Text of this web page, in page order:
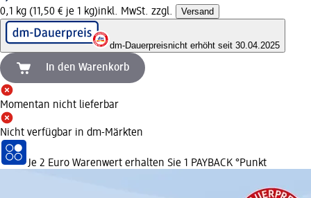
0,1 kg (11,50 € je 1 kg)inkl. MwSt. zzgl. Versand
dm-Dauerpreisnicht erhöht seit 30.04.2025
In den Warenkorb
Momentan nicht lieferbar
Nicht verfügbar in dm-Märkten
Je 2 Euro Warenwert erhalten Sie 1 PAYBACK °Punkt